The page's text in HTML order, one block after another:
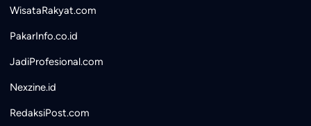
WisataRakyat.com
PakarInfo.co.id
JadiProfesional.com
Nexzine.id
RedaksiPost.com